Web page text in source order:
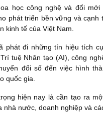
học công nghệ và đổi
phát triển bền vững và cạnh
kinh tế của Việt Nam.
phát đi những tín hiệu tích
tuệ Nhân tạo (AI), công
đổi số đến việc hình
quốc gia.
hiện nay là cần tạo ra
nhà nước, doanh nghiệp và